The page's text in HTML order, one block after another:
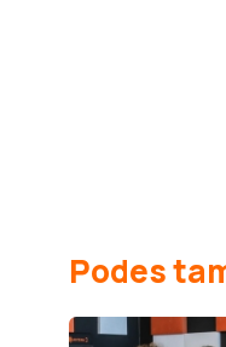
Podes